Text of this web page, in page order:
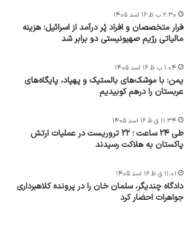
فرار متخصصان و افراد پُر درآمد از اسرائیل؛ هزینه
مالیاتی رژیم صهیونیستی دو برابر شد
۲:۳۰ ب.ظ ۱۶ اسد ۱۴۰۵
یمن: با موشک‌های بالستیک و پهپاد، پایگاه‌های
عربستان را درهم کوبیدیم
۱:۰۴ ب.ظ ۱۶ اسد ۱۴۰۵
طی ۲۴ ساعت ؛ ۲۲ تروریست در عملیات ارتش
پاکستان به هلاکت رسیدند
۱۱:۳۴ ق.ظ ۱۶ اسد ۱۴۰۵
دادگاه چندیگر، سلمان خان را در پرونده کلاهبرداری
جواهرات احضار کرد
۱۱:۰۱ ق.ظ ۱۶ اسد ۱۴۰۵